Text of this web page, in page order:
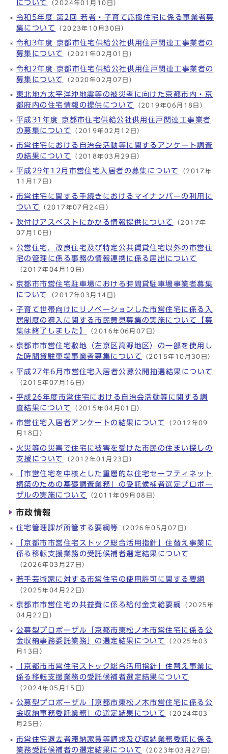
について （2024年01月10日）
令和5年度 第2回 若者・子育て応援住宅に係る事業者募
集について
（2023年10月30日）
令和3年度 京都市住宅供給公社供用住戸関連工事業者の
募集について
（2021年02月01日）
令和2年度 京都市住宅供給公社供用住戸関連工事業者の
募集について
（2020年02月07日）
東北地方太平洋沖地震等の被災者に向けた京都市内・京
都府内の住宅情報の提供について
（2019年06月18日）
平成31年度 京都市住宅供給公社供用住戸関連工事業者
の募集について
（2019年02月12日）
市営住宅における自治会活動等に関するアンケート調査
の結果について
（2018年03月29日）
平成29年12月市営住宅入居者の募集について （2017年
11月17日）
市営住宅に関する手続きにおけるマイナンバーの利用に
ついて
（2017年07月24日）
吹付けアスベストにかかる情報提供について （2017年
07月10日）
公営住宅，改良住宅及び特定公共賃貸住宅以外の市営住
宅の管理に係る事務の情報連携に係る届出について
（2017年04月10日）
京都市市営住宅駐車場における時間貸駐車場事業者募集
について
（2017年03月14日）
子育て世帯向けにリノベーションした市営住宅に係る入
居制度の導入に関する市民意見募集の実施について【募
集は終了しました】
（2016年06月07日）
京都市市営住宅敷地（左京区高野地区）の一部を使用し
た時間貸駐車場事業者募集について
（2015年10月30日）
平成27年6月市営住宅入居者公募公開抽選結果について
（2015年07月16日）
平成26年度市営住宅における自治会活動等に関する調
査結果について
（2015年04月01日）
市営住宅入居者アンケートの結果について （2012年09
月18日）
火災等の災害で住宅に被害を受けた市民の住まい探しの
支援について
（2012年01月23日）
「市営住宅を中核とした重層的な住宅セーフティネット
構築のための基礎調査業務」の受託候補者選定プロポー
ザルの実施について
（2011年09月08日）
市政情報
住宅管理課が所管する要綱等 （2026年05月07日）
「京都市市営住宅ストック総合活用指針」住替え事業に
係る移転支援業務の受託候補者選定結果について
（2026年03月27日）
若手芸術家に対する市営住宅の使用許可に関する要綱
（2025年04月22日）
京都市市営住宅の共益費に係る給付金支給要綱 （2025年
04月22日）
公募型プロポーザル「京都市東松ノ木市営住宅に係る公
金収納事務委託業務」の選定結果について
（2025年03
月13日）
「京都市市営住宅ストック総合活用指針」住替え事業に
係る移転支援業務の受託候補者選定結果について
（2024年05月15日）
公募型プロポーザル「京都市東松ノ木市営住宅に係る公
金収納事務委託業務」の選定結果について
（2024年03
月25日）
市営住宅退去者滞納家賃等請求及び収納業務委託に係る
業務受託候補者の選定結果について
（2023年03月27日）